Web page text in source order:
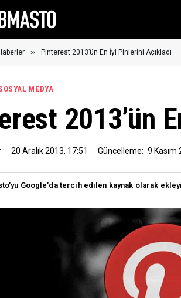
» Pinterest 2013’ün En İyi Pinlerini Açıkladı
MEDYA
2013’ün
20 Aralık 2013, 17:51 Güncelleme: 9 Kasım
Google'da tercih edilen kaynak olarak